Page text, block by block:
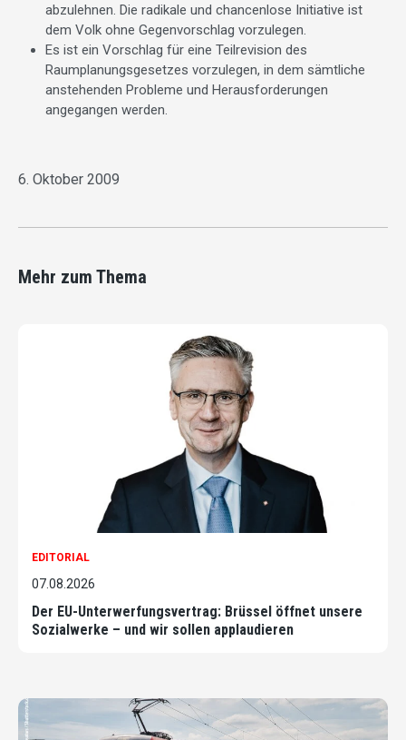
abzulehnen. Die radikale und chancenlose Initiative ist
dem Volk ohne Gegenvorschlag vorzulegen.
Es ist ein Vorschlag für eine Teilrevision des
Raumplanungsgesetzes vorzulegen, in dem sämtliche
anstehenden Probleme und Herausforderungen
angegangen werden.
6. Oktober 2009
Mehr zum Thema
EDITORIAL
07.08.2026
Der EU-Unterwerfungsvertrag: Brüssel öffnet unsere
Sozialwerke – und wir sollen applaudieren